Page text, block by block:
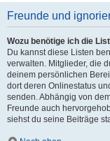
Freunde und
Wozu benötige ich die
Du kannst diese Listen
verwalten. Mitglieder, die
deinem persönlichen
dort deren Onlinestatus
senden. Abhängig von
Freunde auch
siehst du seine Beiträge